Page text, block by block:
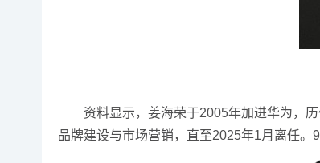
资料显示，姜海荣于2005年加进华为，历
品牌建设与市场营销，直至2025年1月离任。